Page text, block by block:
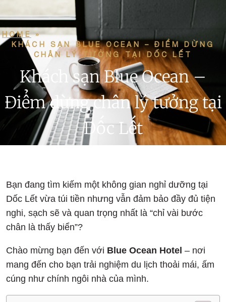
HOME »
KHÁCH SẠN BLUE OCEAN – ĐIỂM DỪNG
CHÂN LÝ TƯỞNG TẠI DỐC LẾT
Khách sạn Blue Ocean –
Điểm dừng chân lý tưởng tại
Dốc Lết
Bạn đang tìm kiếm một không gian nghỉ dưỡng tại
Dốc Lết vừa túi tiền nhưng vẫn đảm bảo đầy đủ tiện
nghi, sạch sẽ và quan trọng nhất là “chỉ vài bước
chân là thấy biển”?
Chào mừng bạn đến với Blue Ocean Hotel – nơi
mang đến cho bạn trải nghiệm du lịch thoải mái, ấm
cúng như chính ngôi nhà của mình.